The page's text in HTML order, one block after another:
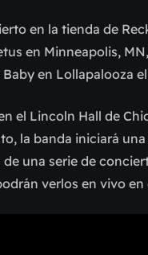
en la tienda de
en Minneapolis,
en Lollapalooza
el Lincoln Hall de
la banda iniciará
una serie de
verlos en vivo